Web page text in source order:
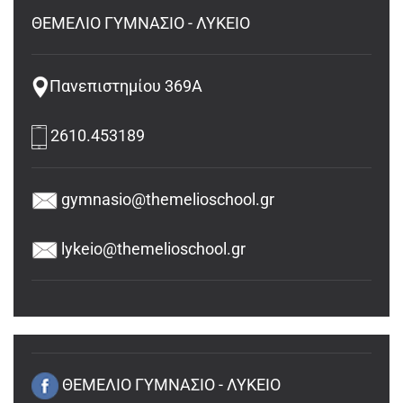
ΘΕΜΕΛΙΟ ΓΥΜΝΑΣΙΟ - ΛΥΚΕΙΟ
Πανεπιστημίου 369Α
2610.453189
gymnasio@themelioschool.gr
lykeio@themelioschool.gr
ΘΕΜΕΛΙΟ ΓΥΜΝΑΣΙΟ - ΛΥΚΕΙΟ